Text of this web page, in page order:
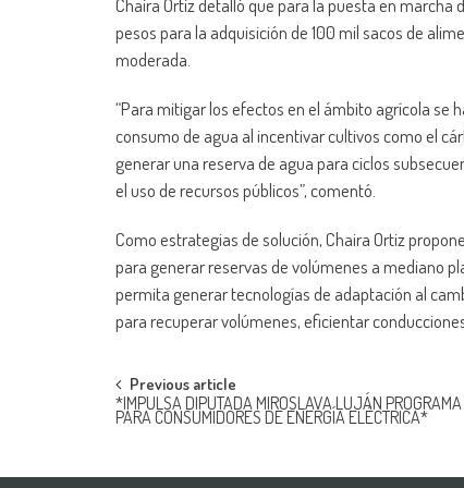
Chaira Ortiz detalló que para la puesta en
pesos para la adquisición de 100 mil sacos de
moderada.
“Para mitigar los efectos en el ámbito agrícola se
consumo de agua al incentivar cultivos como el
generar una reserva de agua para ciclos
el uso de recursos públicos”, comentó.
Como estrategias de solución, Chaira Ortiz
para generar reservas de volúmenes a mediano
permita generar tecnologías de adaptación al
para recuperar volúmenes, eficientar
Post
navigation
Previous article
*IMPULSA DIPUTADA MIROSLAVA LUJÁN
PARA CONSUMIDORES DE ENERGÍA ELÉCTRICA*